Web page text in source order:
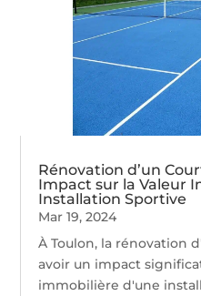
Rénovation d’un
Impact sur la Valeur
Installation Sportive
Mar 19, 2024
À Toulon, la rénovation
avoir un impact
immobilière d'une